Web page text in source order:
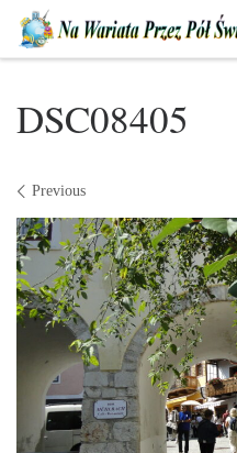
Skip to content
DSC08405
Images navigation
Previous